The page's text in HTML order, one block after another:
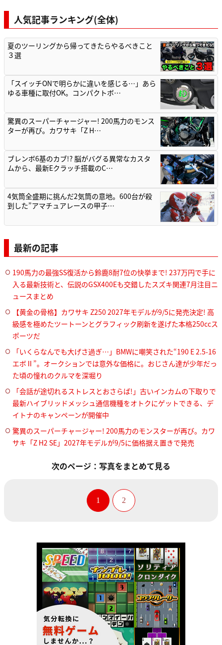
人気記事ランキング(全体)
夏のツーリングから帰ってきたらやるべきこと
３選
「スイッチONで明らかに違いを感じる…」あら
ゆる車種に取付OK。コンパクトボ…
驚異のスーパーチャージャー! 200馬力のモンス
ターが再び。カワサキ「Z H…
ブレンボ6基のカブ!? 脳がバグる異常なカスタ
ムから、最新Eクラッチ搭載のC…
4気筒全盛期に挑んだ2気筒の意地。600台が殺
到した”アマチュアレースの甲子…
最新の記事
190馬力の最強SS復活から鈴鹿8耐7位の快挙まで! 237万円で手に
入る最新技術と、伝説のGSX400Eも交錯したスズキ関連7月注目ニ
ュースまとめ
【黄金の骨格】カワサキ Z250 2027年モデルが9/5に発売決定! 高
級感を極めたツートーンとグラフィック刷新を遂げた本格250ccス
ポーツだ
「いくらなんでも大げさ過ぎ…」BMWに嘲笑された“190 E 2.5-16
エボⅡ”。オークションでは意外な価格に。おじさん達が少年だっ
た頃の憧れのクルマを深堀り
「会話が途切れるストレスとおさらば!」古いインカムの下取りで
最新ハイブリッドメッシュ通信機種をオトクにゲットできる、デ
イトナのキャンペーンが開催中
驚異のスーパーチャージャー! 200馬力のモンスターが再び。カワ
サキ「Z H2 SE」2027年モデルが9/5に価格据え置きで発売
次のページ：写真をまとめて見る
1 2